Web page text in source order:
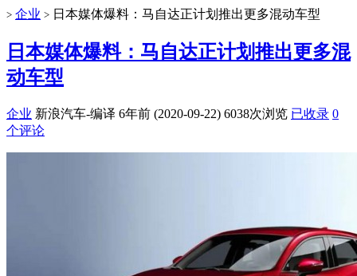
> 企业 > 日本媒体爆料：马自达正计划推出更多混动车型
日本媒体爆料：马自达正计划推出更多混
动车型
企业 新浪汽车-编译 6年前 (2020-09-22) 6038次浏览 已收录 0
个评论